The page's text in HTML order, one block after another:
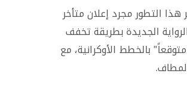
التطور مجرد إعلان متأخر
الجديدة بطريقة تخفف
بالخطط الأوكرانية، مع